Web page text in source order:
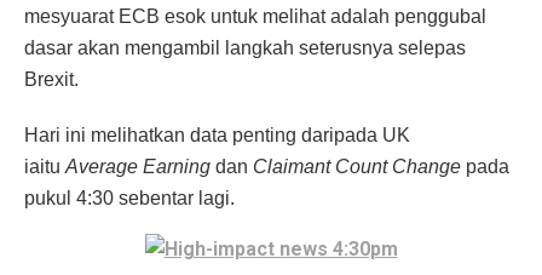
mesyuarat ECB esok untuk melihat adalah penggubal
dasar akan mengambil langkah seterusnya selepas
Brexit.
Hari ini melihatkan data penting daripada UK
iaitu Average Earning dan Claimant Count Change pada
pukul 4:30 sebentar lagi.